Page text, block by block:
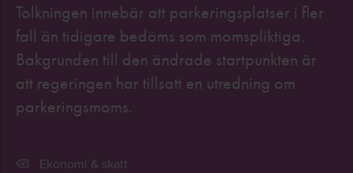
Tolkningen innebär att parkeringsplatser i fler
fall än tidigare bedöms som momspliktiga.
Bakgrunden till den ändrade startpunkten är
att regeringen har tillsatt en utredning om
parkeringsmoms.
Ekonomi & skatt